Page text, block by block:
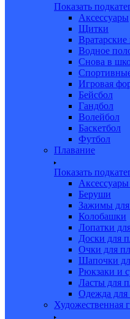
Показать
Аксессуары
Щитки
Вратарские
Водное
Снова в
Игровая
Бейсбол
Гандбол
Волейбол
Баскетбол
Футбол
Плавание
Показать
Беруши
Зажимы для
Колобашки
Лопатки
Доски для
Очки для
Шапочки
Рюкзаки и
Ласты для
Одежда для
Художественная